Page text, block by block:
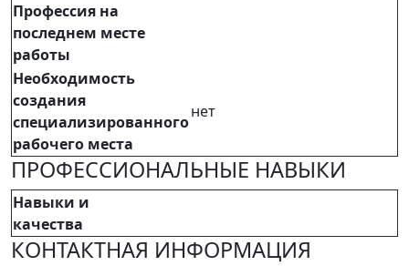
Профессия на
последнем месте
работы
Необходимость
создания
специализированного
рабочего места
нет
ПРОФЕССИОНАЛЬНЫЕ НАВЫКИ
Навыки и
качества
КОНТАКТНАЯ ИНФОРМАЦИЯ